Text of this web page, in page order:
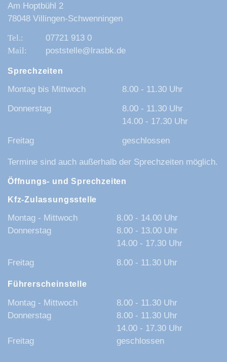
Am Hoptbühl 2
78048 Villingen-Schwenningen
07721 913 0
poststelle@lrasbk.de
Sprechzeiten
Montag bis Mittwoch
8.00 - 11.30 Uhr
Donnerstag
8.00 - 11.30 Uhr
14.00 - 17.30 Uhr
Freitag
geschlossen
Termine sind auch außerhalb der Sprechzeiten möglich.
Öffnungs- und Sprechzeiten
Kfz-Zulassungsstelle
Montag - Mittwoch
8.00 - 14.00 Uhr
Donnerstag
8.00 - 13.00 Uhr
14.00 - 17.30 Uhr
Freitag
8.00 - 11.30 Uhr
Führerscheinstelle
Montag - Mittwoch
8.00 - 11.30 Uhr
Donnerstag
8.00 - 11.30 Uhr
14.00 - 17.30 Uhr
Freitag
geschlossen